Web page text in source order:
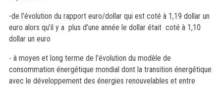
-de l’évolution du rapport euro/dollar qui est coté à 1,19 dollar un
euro alors qu’il y a plus d’une année le dollar était coté à 1,10
dollar un euro
- à moyen et long terme de l’évolution du modèle de
consommation énergétique mondial dont la transition énergétique
avec le développement des énergies renouvelables et entre